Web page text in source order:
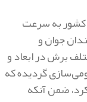
کشور به سرعت
جوان و
برش در ابعاد و
گردیده که
ضمن آنکه